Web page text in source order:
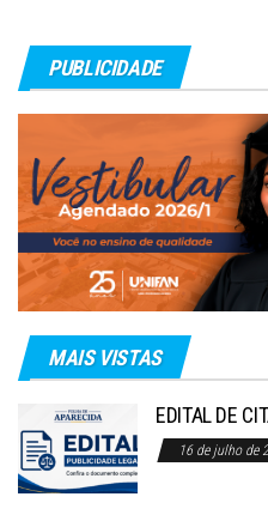
PUBLICIDADE
MAIS VISTAS
EDITAL DE
16 de julho de